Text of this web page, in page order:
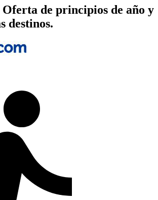
Oferta de principios de año y
destinos.